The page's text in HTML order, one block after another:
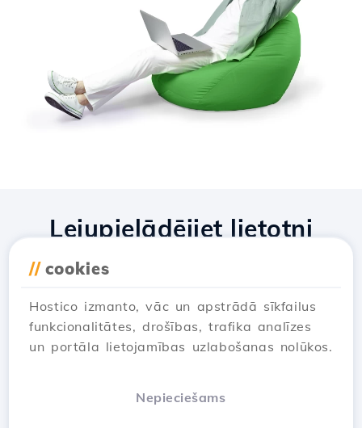
// cookies
Hostico izmanto, vāc un apstrādā sīkfailus
funkcionalitātes, drošības, trafika analīzes
un portāla lietojamības uzlabošanas nolūkos.
Nepieciešams
Lejupielādējiet lietotni